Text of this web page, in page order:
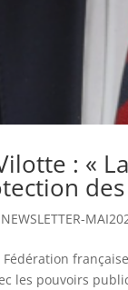
: «
NEWSLETTER-
les pouvoirs